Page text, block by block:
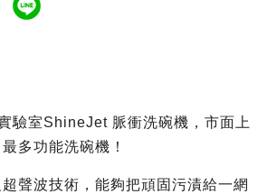
驗室ShineJet 脈衝洗碗機，市面上
最多功能洗碗機！
聲波技術，能夠把頑固污漬給一網